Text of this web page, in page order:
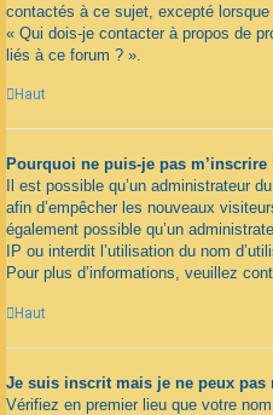
contactés à ce sujet, excepté
« Qui dois-je contacter à propos de
liés à ce forum ? ».
Haut
Pourquoi ne puis-je pas m’inscrire
Il est possible qu’un administrateur
afin d’empêcher les nouveaux
également possible qu’un
IP ou interdit l’utilisation du nom
Pour plus d’informations, veuillez
Haut
Je suis inscrit mais je ne peux pas
Vérifiez en premier lieu que votre